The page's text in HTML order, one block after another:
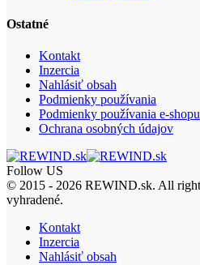
Ostatné
Kontakt
Inzercia
Nahlásiť obsah
Podmienky používania
Podmienky používania e-shopu
Ochrana osobných údajov
Follow US
© 2015 - 2026 REWIND.sk. All
vyhradené.
Kontakt
Inzercia
Nahlásiť obsah